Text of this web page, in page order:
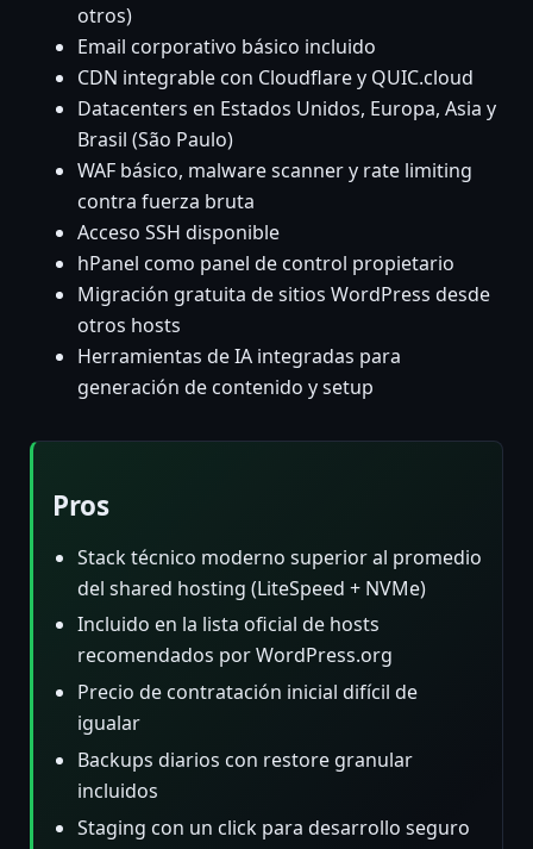
otros)
Email corporativo básico incluido
CDN integrable con Cloudflare y QUIC.cloud
Datacenters en Estados Unidos, Europa, Asia y
Brasil (São Paulo)
WAF básico, malware scanner y rate limiting
contra fuerza bruta
Acceso SSH disponible
hPanel como panel de control propietario
Migración gratuita de sitios WordPress desde
otros hosts
Herramientas de IA integradas para
generación de contenido y setup
Pros
Stack técnico moderno superior al promedio
del shared hosting (LiteSpeed + NVMe)
Incluido en la lista oficial de hosts
recomendados por WordPress.org
Precio de contratación inicial difícil de
igualar
Backups diarios con restore granular
incluidos
Staging con un click para desarrollo seguro